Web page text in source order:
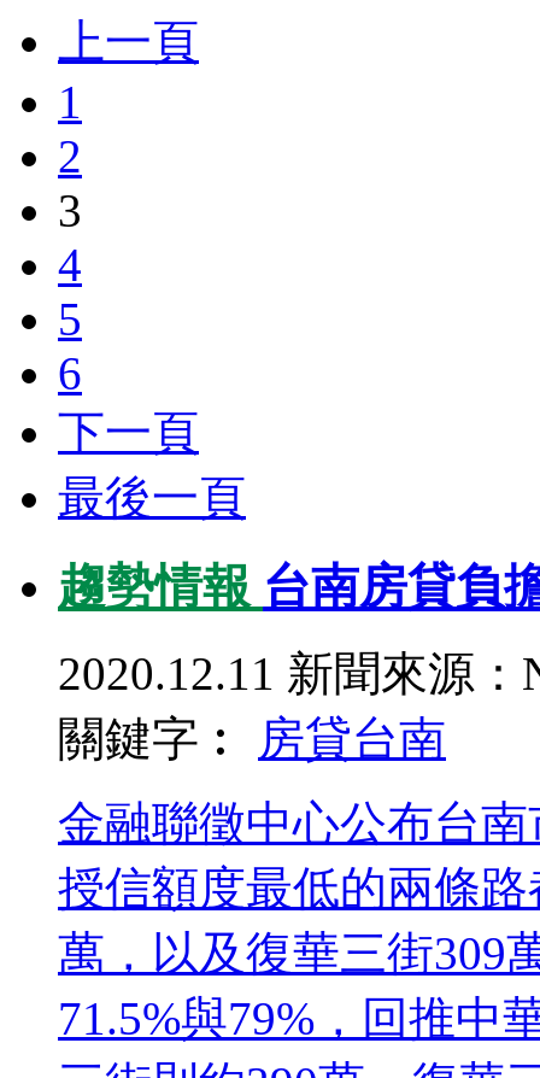
上一頁
1
2
3
4
5
6
下一頁
最後一頁
趨勢情報 台南房貸負
2020.12.11 新聞來源：
關鍵字︰
房貸台南
金融聯徵中心公布台
授信額度最低的兩條
萬，以及復華三街309
71.5%與79%，回推中